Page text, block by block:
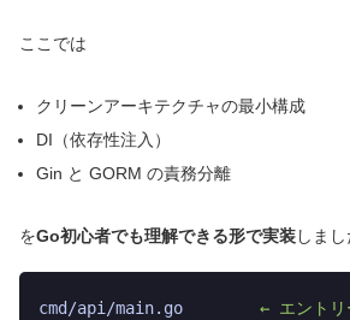
ここでは
クリーンアーキテクチャの最小構成
DI（依存性注入）
Gin と GORM の責務分離
をGo初心者でも理解できる形で実装しまし
cmd/api/main.go
        ←
エント